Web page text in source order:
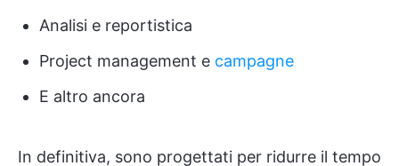
Analisi e reportistica
Project management e campagne
E altro ancora
In definitiva, sono progettati per ridurre il tempo